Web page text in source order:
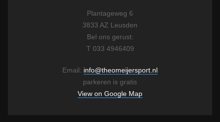
Plantageweg 6
3833 AZ Leusden
Bel ons gerust:
T 033 4946409
Email: info@theomeijersport.nl
parkeren is gratis
View on Google Map